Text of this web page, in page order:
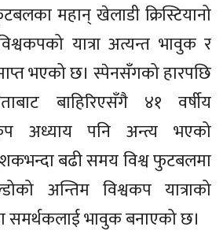
महान् खेलाडी क्रिस्टियानो
यात्रा अत्यन्त भावुक र
भएको छ। स्पेनसँगको हारपछि
बाहिरिएसँगै ४१ वर्षीय
अध्याय पनि अन्त्य भएको
बढी समय विश्व फुटबलमा
अन्तिम विश्वकप यात्राको
समर्थकलाई भावुक बनाएको छ।